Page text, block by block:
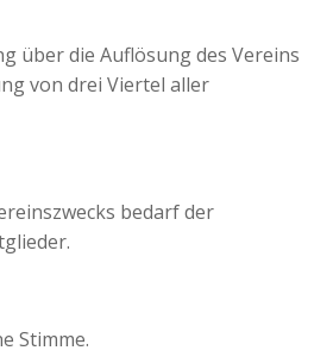
über die Auflösung des Vereins
von drei Viertel aller
bedarf der
Stimme.